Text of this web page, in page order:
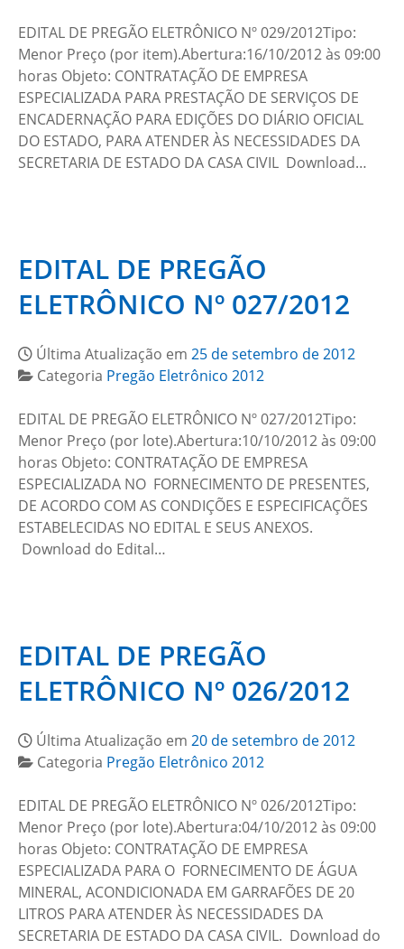
EDITAL DE PREGÃO ELETRÔNICO Nº 029/2012Tipo:
Menor Preço (por item).Abertura:16/10/2012 às 09:00
horas Objeto: CONTRATAÇÃO DE EMPRESA
ESPECIALIZADA PARA PRESTAÇÃO DE SERVIÇOS DE
ENCADERNAÇÃO PARA EDIÇÕES DO DIÁRIO OFICIAL
DO ESTADO, PARA ATENDER ÀS NECESSIDADES DA
SECRETARIA DE ESTADO DA CASA CIVIL Download…
EDITAL DE PREGÃO
ELETRÔNICO Nº 027/2012
Última Atualização em 25 de setembro de 2012
Categoria Pregão Eletrônico 2012
EDITAL DE PREGÃO ELETRÔNICO Nº 027/2012Tipo:
Menor Preço (por lote).Abertura:10/10/2012 às 09:00
horas Objeto: CONTRATAÇÃO DE EMPRESA
ESPECIALIZADA NO FORNECIMENTO DE PRESENTES,
DE ACORDO COM AS CONDIÇÕES E ESPECIFICAÇÕES
ESTABELECIDAS NO EDITAL E SEUS ANEXOS.
Download do Edital…
EDITAL DE PREGÃO
ELETRÔNICO Nº 026/2012
Última Atualização em 20 de setembro de 2012
Categoria Pregão Eletrônico 2012
EDITAL DE PREGÃO ELETRÔNICO Nº 026/2012Tipo:
Menor Preço (por lote).Abertura:04/10/2012 às 09:00
horas Objeto: CONTRATAÇÃO DE EMPRESA
ESPECIALIZADA PARA O FORNECIMENTO DE ÁGUA
MINERAL, ACONDICIONADA EM GARRAFÕES DE 20
LITROS PARA ATENDER ÀS NECESSIDADES DA
SECRETARIA DE ESTADO DA CASA CIVIL. Download do